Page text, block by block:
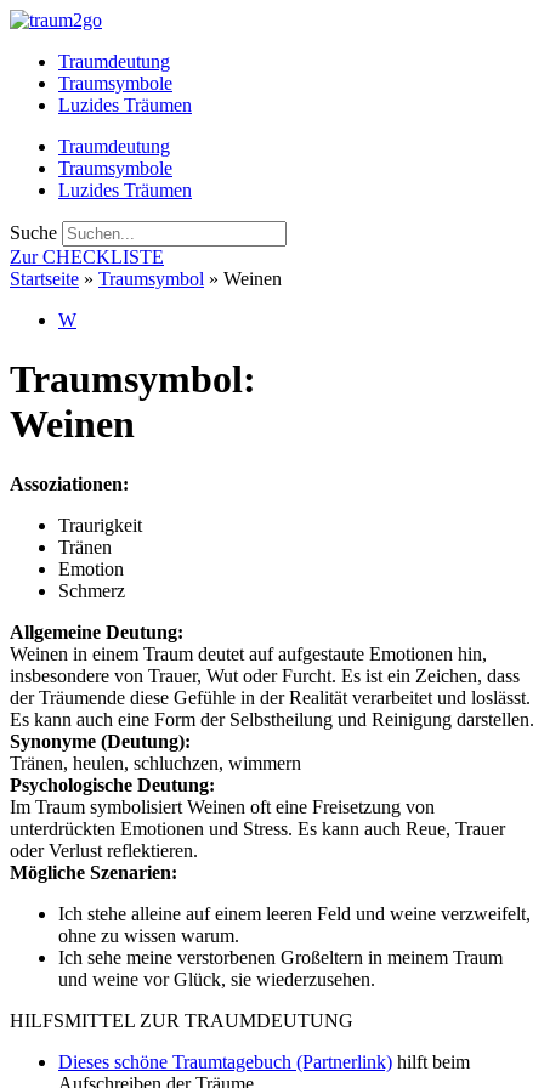
Zum
springenTraumdeutung
Traumsymbole
Luzides Träumen
Traumdeutung
Traumsymbole
Luzides Träumen
Suche
Zur CHECKLISTE
Startseite » Traumsymbol » Weinen
W
Traumsymbol:
Weinen
Assoziationen:
Traurigkeit
Tränen
Emotion
Schmerz
Allgemeine Deutung:
Weinen in einem Traum deutet auf aufgestaute Emotionen hin,
insbesondere von Trauer, Wut oder Furcht. Es ist ein Zeichen, dass
der Träumende diese Gefühle in der Realität verarbeitet und loslässt.
Es kann auch eine Form der Selbstheilung und Reinigung darstellen.
Synonyme (Deutung):
Tränen, heulen, schluchzen, wimmern
Psychologische Deutung:
Im Traum symbolisiert Weinen oft eine Freisetzung von
unterdrückten Emotionen und Stress. Es kann auch Reue, Trauer
oder Verlust reflektieren.
Mögliche Szenarien:
Ich stehe alleine auf einem leeren Feld und weine verzweifelt,
ohne zu wissen warum.
Ich sehe meine verstorbenen Großeltern in meinem Traum
und weine vor Glück, sie wiederzusehen.
HILFSMITTEL ZUR TRAUMDEUTUNG
Dieses schöne Traumtagebuch (Partnerlink) hilft beim
Aufschreiben der Träume.